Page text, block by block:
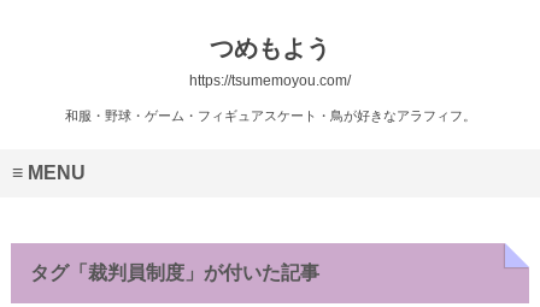
つめもよう
https://tsumemoyou.com/
和服・野球・ゲーム・フィギュアスケート・鳥が好きなアラフィフ。
MENU
タグ「裁判員制度」が付いた記事